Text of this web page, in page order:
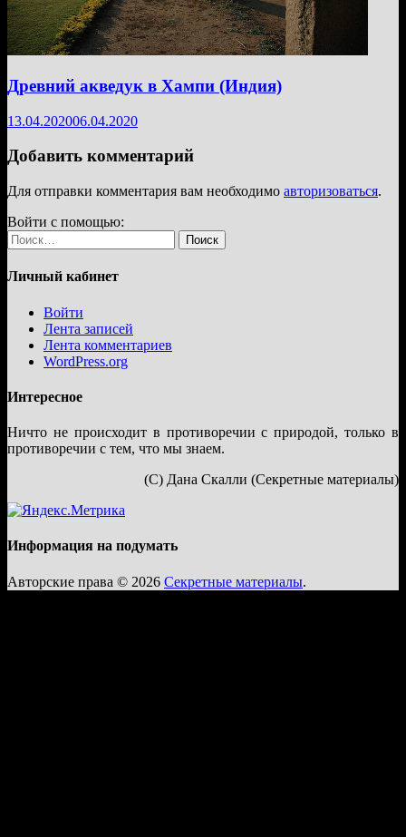
Древний акведук в Хампи (Индия)
13.04.202006.04.2020
Добавить комментарий
Для отправки комментария вам необходимо авторизоваться.
Войти с помощью:
Найти:
Личный кабинет
Войти
Лента записей
Лента комментариев
WordPress.org
Интересное
Ничто не происходит в противоречии с природой, только в
противоречии с тем, что мы знаем.
(С) Дана Скалли (Секретные материалы)
Информация на подумать
Авторские права © 2026 Секретные материалы.